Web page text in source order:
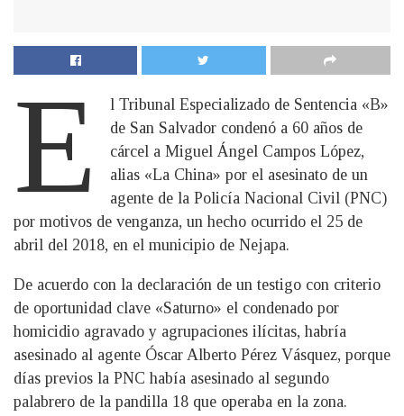
E
l Tribunal Especializado de Sentencia «B»
de San Salvador condenó a 60 años de
cárcel a Miguel Ángel Campos López,
alias «La China» por el asesinato de un
agente de la Policía Nacional Civil (PNC)
por motivos de venganza, un hecho ocurrido el 25 de
abril del 2018, en el municipio de Nejapa.
De acuerdo con la declaración de un testigo con criterio
de oportunidad clave «Saturno» el condenado por
homicidio agravado y agrupaciones ilícitas, habría
asesinado al agente Óscar Alberto Pérez Vásquez, porque
días previos la PNC había asesinado al segundo
palabrero de la pandilla 18 que operaba en la zona.